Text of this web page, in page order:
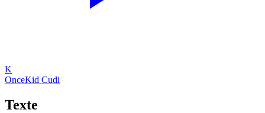
K
OnceKid Cudi
Texte